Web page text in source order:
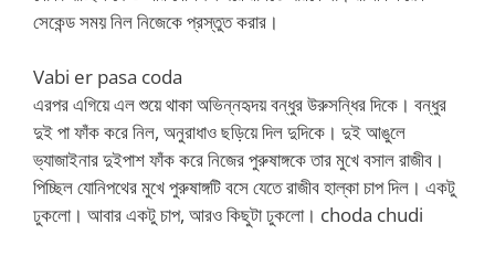
সেকেন্ড সময় নিল নিজেকে প্রস্তুত করার।
Vabi er pasa coda
এরপর এগিয়ে এল শুয়ে থাকা অভিন্নহৃদয় বন্ধুর উরুসন্ধির দিকে। বন্ধুর
দুই পা ফাঁক করে নিল, অনুরাধাও ছড়িয়ে দিল দুদিকে। দুই আঙুলে
ভ্যাজাইনার দুইপাশ ফাঁক করে নিজের পুরুষাঙ্গকে তার মুখে বসাল রাজীব।
পিচ্ছিল যোনিপথের মুখে পুরুষাঙ্গটি বসে যেতে রাজীব হাল্কা চাপ দিল। একটু
ঢুকলো। আবার একটু চাপ, আরও কিছুটা ঢুকলো। choda chudi